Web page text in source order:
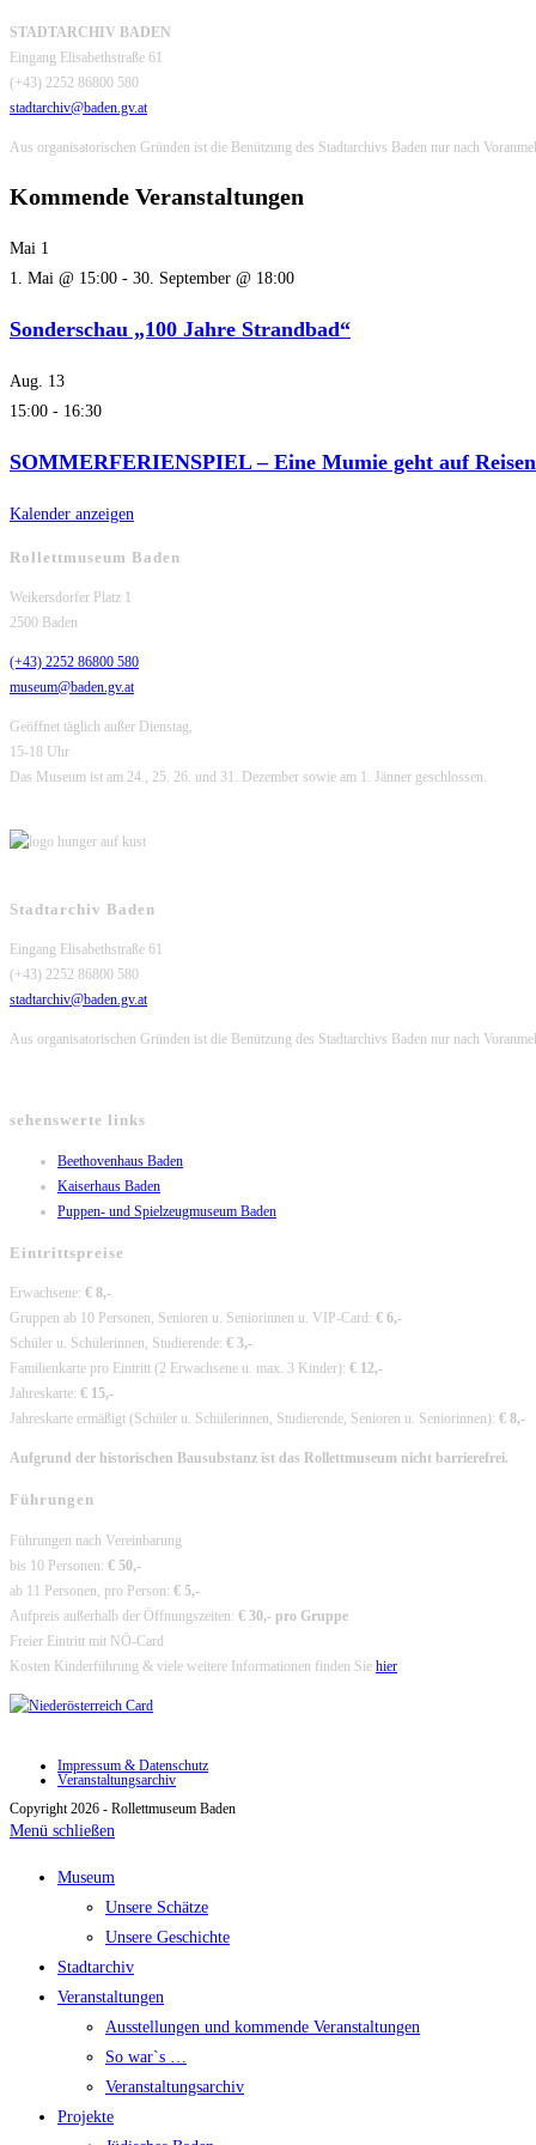
STADTARCHIV BADEN
Eingang Elisabethstraße 61
(+43) 2252 86800 580
stadtarchiv@baden.gv.at
Aus organisatorischen Gründen ist die Benützung des Stadtarchivs Baden nur nach
Kommende Veranstaltungen
Mai 1
1. Mai @ 15:00 - 30. September @ 18:00
Sonderschau „100 Jahre Strandbad“
Aug. 13
15:00 - 16:30
SOMMERFERIENSPIEL – Eine Mumie geht auf
Kalender anzeigen
Rollettmuseum Baden
Weikersdorfer Platz 1
2500 Baden
(+43) 2252 86800 580
museum@baden.gv.at
Geöffnet täglich außer Dienstag,
15-18 Uhr
Das Museum ist am 24., 25. 26. und 31. Dezember sowie am 1. Jänner geschlossen.
Stadtarchiv Baden
Eingang Elisabethstraße 61
(+43) 2252 86800 580
stadtarchiv@baden.gv.at
Aus organisatorischen Gründen ist die Benützung des Stadtarchivs Baden nur nach
sehenswerte links
Beethovenhaus BadenOpens
a
Kaiserhaus BadenOpens
in
Puppen- und Spielzeugmuseum BadenOpens
Eintrittspreise
Erwachsene: € 8,-
Gruppen ab 10 Personen, Senioren u. Seniorinnen u. VIP-Card: € 6,-
Schüler u. Schülerinnen, Studierende: € 3,-
Familienkarte pro Eintritt (2 Erwachsene u. max. 3 Kinder): € 12,-
Jahreskarte: € 15,-
Jahreskarte ermäßigt (Schüler u. Schülerinnen, Studierende, Senioren u. Seniorinnen): € 8,-
Aufgrund der historischen Bausubstanz ist das Rollettmuseum nicht barrierefrei.
Führungen
Führungen nach Vereinbarung
bis 10 Personen: € 50,-
ab 11 Personen, pro Person: € 5,-
Aufpreis außerhalb der Öffnungszeiten: € 30,- pro Gruppe
Freier Eintritt mit NÖ-Card
Kosten Kinderführung & viele weitere Informationen finden Sie hier
Impressum & Datenschutz
Veranstaltungsarchiv
Copyright 2026 - Rollettmuseum Baden
Menü schließen
Museum
Unsere Schätze
Unsere Geschichte
Stadtarchiv
Veranstaltungen
Ausstellungen und kommende Veranstaltungen
So war`s …
Veranstaltungsarchiv
Projekte